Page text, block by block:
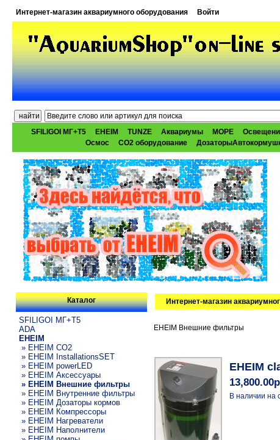
Интернет-магазин аквариумного оборудования Войти
SFILIGOI МГ+Т5 EHEIM TUNZE Аквариумы МОРЕ
Осмос
CO2 оборудование
Каталог
SFILIGOI МГ+Т5
ADA
EHEIM
» EHEIM CO2
» EHEIM InstallationsSET
» EHEIM powerLED
» EHEIM Аксессуары
» EHEIM Внешние фильтры
» EHEIM Внутренние фильтры
» EHEIM Дозаторы кормов
» EHEIM Компрессоры
» EHEIM Нагреватели
» EHEIM Наполнители
Интернет-магазин
EHEIM Внешние фильтры
EHEIM
В наличии на